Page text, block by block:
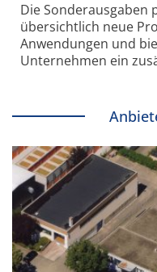
Die Sonder­ausgaben
übersichtlich neue
Anwendungen und
Unternehmen ein